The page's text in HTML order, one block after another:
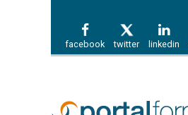
facebook twitter linkedin